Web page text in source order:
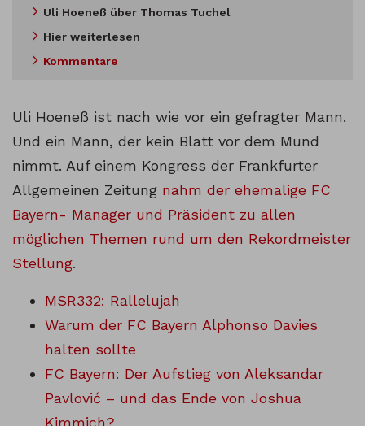
Uli Hoeneß über Thomas Tuchel
Hier weiterlesen
Kommentare
Uli Hoeneß ist nach wie vor ein gefragter Mann.
Und ein Mann, der kein Blatt vor dem Mund
nimmt. Auf einem Kongress der Frankfurter
Allgemeinen Zeitung nahm der ehemalige FC
Bayern- Manager und Präsident zu allen
möglichen Themen rund um den Rekordmeister
Stellung.
MSR332: Rallelujah
Warum der FC Bayern Alphonso Davies
halten sollte
FC Bayern: Der Aufstieg von Aleksandar
Pavlović – und das Ende von Joshua
Kimmich?